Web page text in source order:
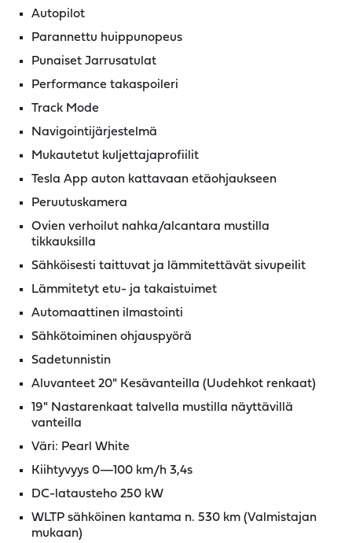
Autopilot
Parannettu huippunopeus
Punaiset Jarrusatulat
Performance takaspoileri
Track Mode
Navigointijärjestelmä
Mukautetut kuljettajaprofiilit
Tesla App auton kattavaan etäohjaukseen
Peruutuskamera
Ovien verhoilut nahka/alcantara mustilla
tikkauksilla
Sähköisesti taittuvat ja lämmitettävät sivupeilit
Lämmitetyt etu- ja takaistuimet
Automaattinen ilmastointi
Sähkötoiminen ohjauspyörä
Sadetunnistin
Aluvanteet 20" Kesävanteilla (Uudehkot renkaat)
19" Nastarenkaat talvella mustilla näyttävillä
vanteilla
Väri: Pearl White
Kiihtyvyys 0—100 km/h 3,4s
DC-latausteho 250 kW
WLTP sähköinen kantama n. 530 km (Valmistajan
mukaan)